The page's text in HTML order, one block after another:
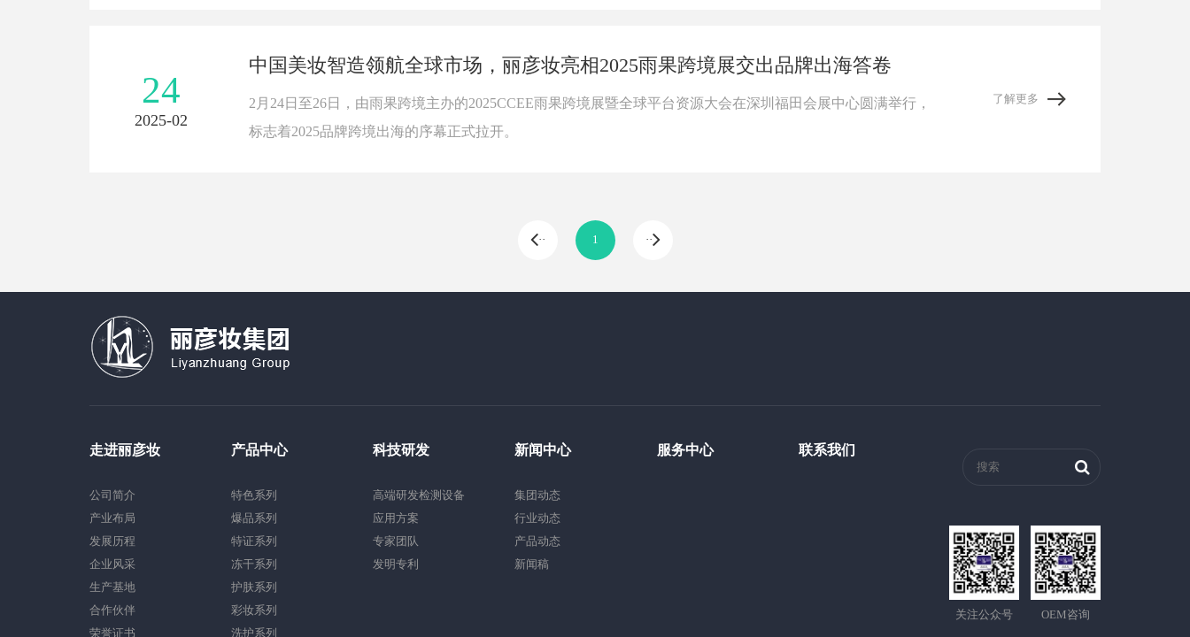
24
2025-02
中国美妆智造领航全球市场，丽彦妆亮相2025雨果跨境展交出品牌出海答卷
2月24日至26日，由雨果跨境主办的2025CCEE雨果跨境展暨全球平台资源大会在深圳福田会展中心圆满举行，
标志着2025品牌跨境出海的序幕正式拉开。
了解更多
·· 1 ··
走进丽彦妆
公司简介
产业布局
发展历程
企业风采
生产基地
合作伙伴
荣誉证书
产品中心
特色系列
爆品系列
特证系列
冻干系列
护肤系列
彩妆系列
洗护系列
科技研发
高端研发检测设备
应用方案
专家团队
发明专利
新闻中心
集团动态
行业动态
产品动态
新闻稿
服务中心 联系我们
关注公众号 OEM咨询